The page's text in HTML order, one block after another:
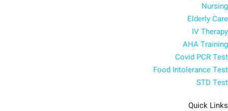
Nursing
Elderly Care
IV Therapy
AHA Training
Covid PCR Test
Food Intolerance Test
STD Test
Quick Links